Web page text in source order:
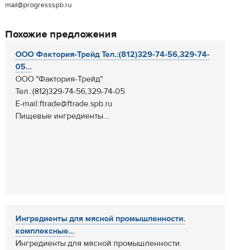
mail@progressspb.ru
Похожие предложения
ООО Фактория-Трейд Тел.:(812)329-74-56,329-74-
05...
ООО "Фактория-Трейд"
Тел.:(812)329-74-56,329-74-05
E-mail:ftrade@ftrade.spb.ru
Пищевые ингредиенты...
Ингредиенты для мясной промышленности.
комплексные...
Ингредиенты для мясной промышленности.